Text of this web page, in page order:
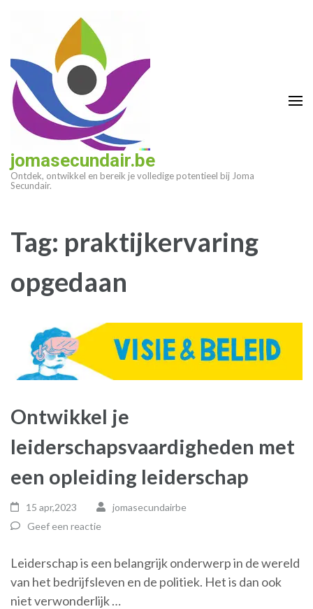
(druk
enter)
jomasecundair.be
Ontdek, ontwikkel en bereik je volledige potentieel bij Joma
Secundair.
Tag: praktijkervaring
opgedaan
Ontwikkel je
leiderschapsvaardigheden met
een opleiding leiderschap
15 apr,2023
jomasecundairbe
Geef een reactie
Leiderschap is een belangrijk onderwerp in de wereld
van het bedrijfsleven en de politiek. Het is dan ook
niet verwonderlijk …